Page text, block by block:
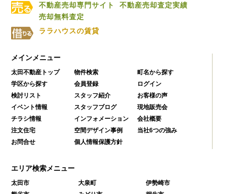
不動産売却専門サイト
不動産売却査定実績
売却無料査定
ララハウスの賃貸
メインメニュー
太田不動産トップ 物件検索
町名から探す
学区から探す
会員登録
ログイン
検討リスト
スタッフ紹介
お客様の声
イベント情報
スタッフブログ
現地販売会
チラシ情報
インフォメーション
会社概要
注文住宅
空間デザイン事例
当社6つの強み
お問合せ
個人情報保護方針
エリア検索メニュー
太田市 大泉町
伊勢崎市